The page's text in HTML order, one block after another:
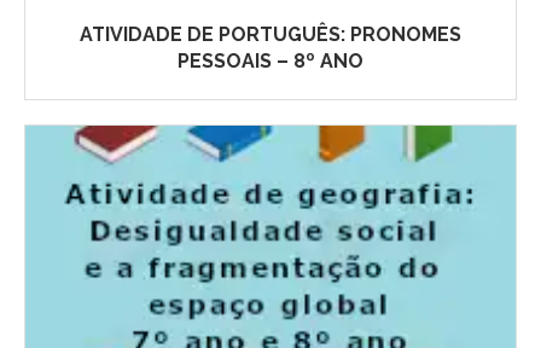
ATIVIDADE DE PORTUGUÊS: PRONOMES
PESSOAIS – 8º ANO